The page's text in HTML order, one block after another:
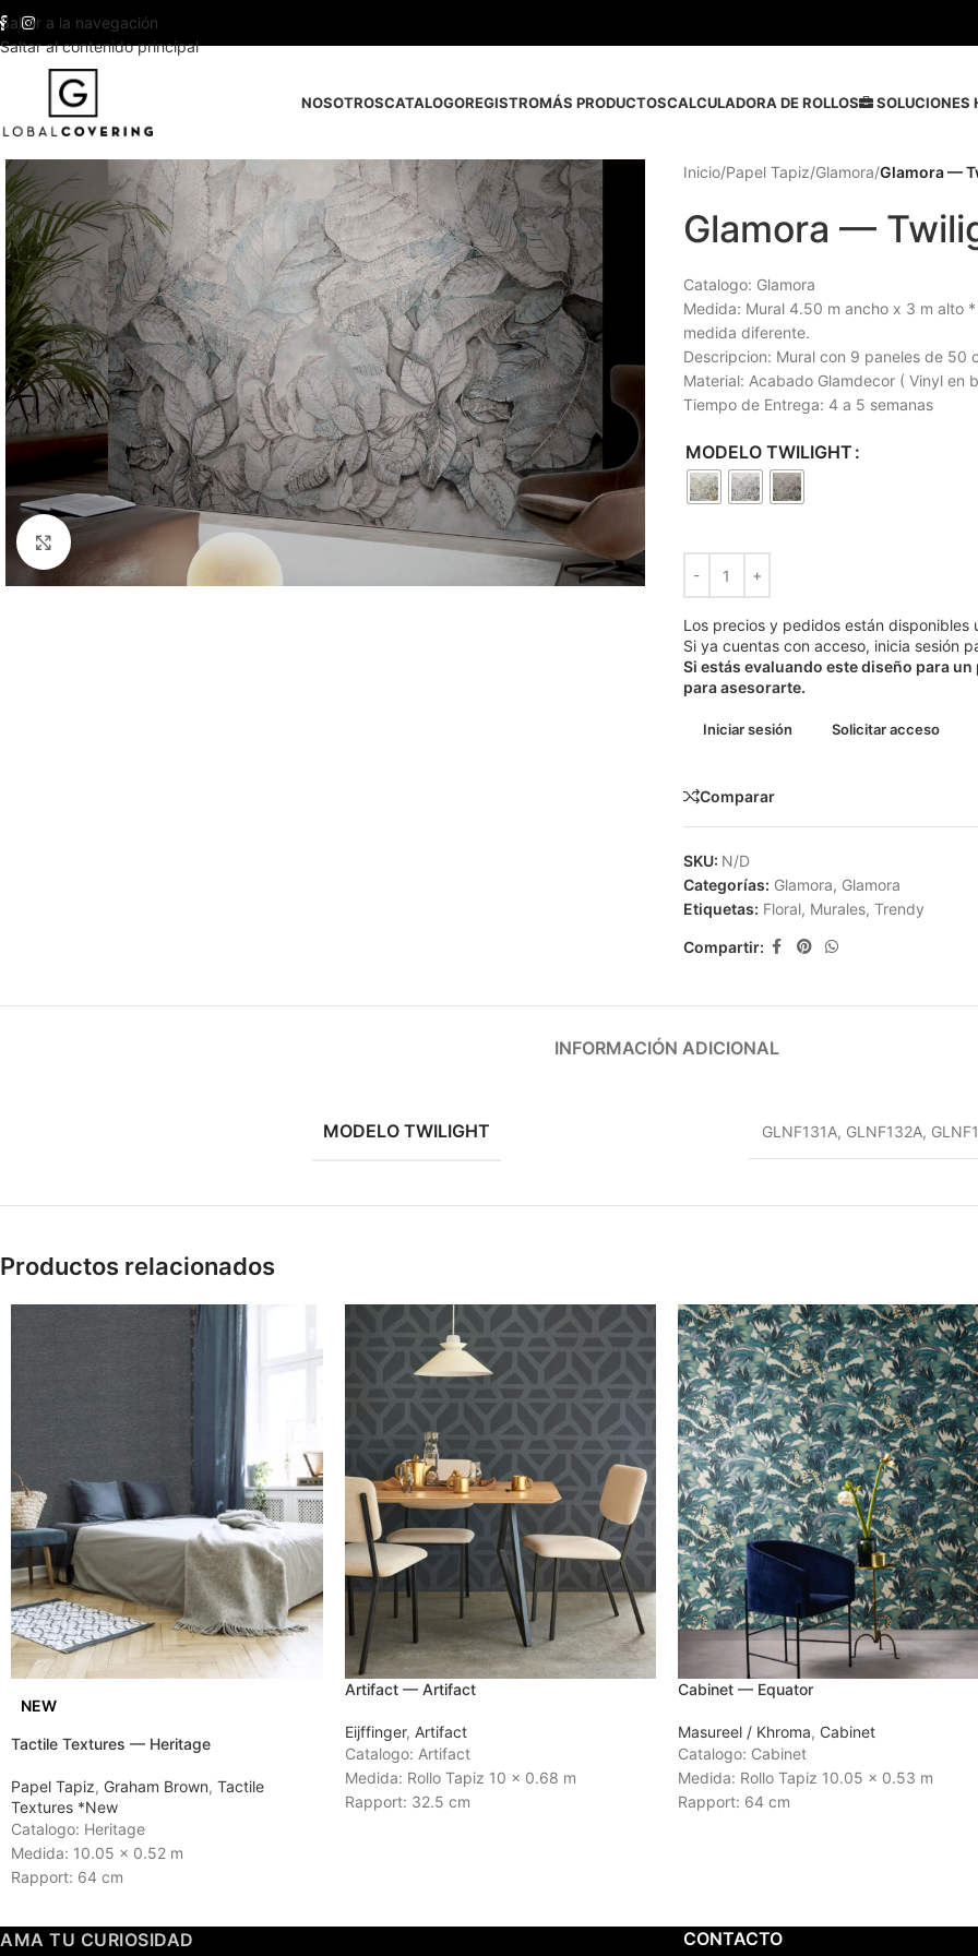
Saltar a la navegación
Saltar al contenido principal
NOSOTROSCATALOGOREGISTROMÁS PRODUCTOSCALCULADORA DE ROLLOS SOLUCIONES
Haga clic para ampliar
Inicio/Papel Tapiz/Glamora/Glamora —
Glamora —
Catalogo: Glamora
Medida: Mural 4.50 m ancho x 3 m alto
medida diferente.
Descripcion: Mural con 9 paneles de 50
Material: Acabado Glamdecor ( Vinyl en
Tiempo de Entrega: 4 a 5 semanas
MODELO TWILIGHT
Los precios y pedidos están
Si ya cuentas con acceso, inicia sesión
Si estás evaluando este diseño para
para asesorarte.
Iniciar sesión Solicitar acceso
Comparar
SKU: N/D
Categorías: Glamora, Glamora
Etiquetas: Floral, Murales, Trendy
Compartir:
INFORMACIÓN ADICIONAL
MODELO TWILIGHT GLNF131A, GLNF132A,
Productos relacionados
NEW
Tactile Textures — Heritage
Papel Tapiz, Graham Brown, Tactile
Textures *New
Catalogo: Heritage
Medida: 10.05 x 0.52 m
Rapport: 64 cm
Artifact — Artifact
Eijffinger, Artifact
Catalogo: Artifact
Medida: Rollo Tapiz 10 x 0.68 m
Rapport: 32.5 cm
Cabinet — Equator
Masureel / Khroma, Cabinet
Catalogo: Cabinet
Medida: Rollo Tapiz 10.05 x 0.53 m
Rapport: 64 cm
AMA TU CURIOSIDAD CONTACTO